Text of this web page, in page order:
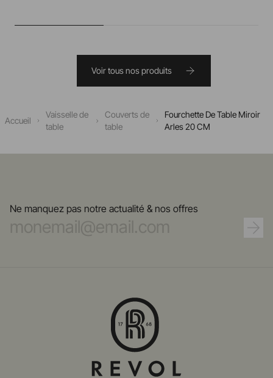
Voir tous nos produits
Accueil
Vaisselle de
table
Couverts de
table
Fourchette De Table Miroir
Arles 20 CM
Ne manquez pas notre actualité & nos offres